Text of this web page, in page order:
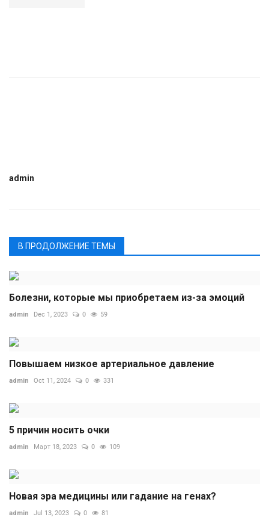
admin
В ПРОДОЛЖЕНИЕ ТЕМЫ
Болезни, которые мы приобретаем из-за эмоций
admin Dec 1, 2023 0 59
Повышаем низкое артериальное давление
admin Oct 11, 2024 0 331
5 причин носить очки
admin Март 18, 2023 0 109
Новая эра медицины или гадание на генах?
admin Jul 13, 2023 0 81